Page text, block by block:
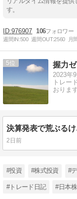
す。
976907 106
週間IN:500 週間OUT:2560 月
5 握力
2023年
トレー
おりま
2日前
#投資 #株式投資 #
#トレード日記 #日本株